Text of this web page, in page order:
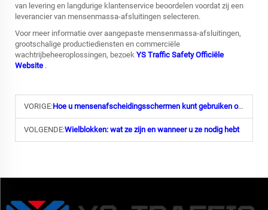
van levering en langdurige klantenservice beoordelen voordat zij een
leverancier van mensenmassa-afsluitingen selecteren.
Voor meer informatie over aangepaste mensenmassa-afsluitingen,
grootschalige productiediensten en commerciële
wachtrijbeheeroplossingen, bezoek YS Traffic Safety Officiële
Website .
VORIGE:Hoe u mensenafscheidingsschermen kunt gebruiken om het verkeer tijdens evenementen veilig te beheren
VOLGENDE:Wielblokken: wat ze zijn en wanneer u ze nodig hebt